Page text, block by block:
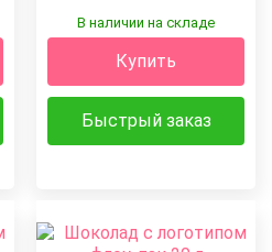
В наличии на складе
Купить
Быстрый заказ